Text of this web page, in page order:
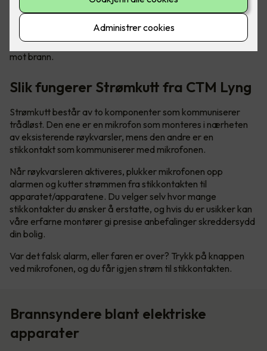
Sikkerhetsløsningen kalt «Strømkutt» sørger for å stenge
strømmen til elektriske apparater ved røykutvikling, og det
kan forhindre eller redusere brannskader i boligen din. Det er
en enkel måte for deg å bedre sikre din familie og deg selv
mot brann.
Slik fungerer Strømkutt fra CTM Lyng
Strømkutt består av to komponenter som kommuniserer
trådløst. Den ene er en mikrofon som monteres i nærheten
av eksisterende røykvarsler, mens den andre er en
stikkontakt som kommuniserer med mikrofonen.
Når røykvarsleren aktiveres, plukker mikrofonen opp
alarmen og kutter strømmen fra stikkontakten til
apparatet/apparatene. Du velger selv hvor mange
stikkontakter du ønsker å erstatte, og hvis du er usikker kan
våre erfarne montører gi presise anbefalinger skreddersydd
din bolig.
Var det falsk alarm, eller faren er over? Trykk på knappen
ved mikrofonen, og du får igjen strøm til stikkontakten.
Brannsyndere blant elektriske
apparater